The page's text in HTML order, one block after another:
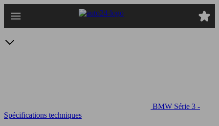
au
BMW Série 3 -
Spécifications techniques